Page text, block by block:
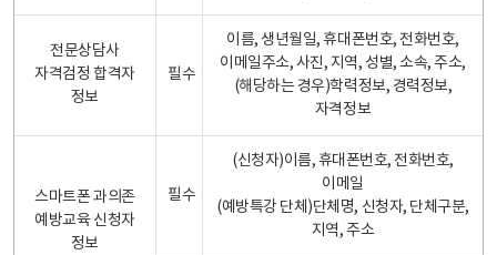
전문상담사
자격검정 합격자
정보
필수
이름, 생년월일, 휴대폰번호, 전화번호,
이메일주소, 사진, 지역, 성별, 소속, 주소,
(해당하는 경우)학력정보, 경력정보,
자격정보
스마트폰 과의존
예방교육 신청자
정보
필수
(신청자)이름, 휴대폰번호, 전화번호,
이메일
(예방특강 단체)단체명, 신청자, 단체구분,
지역, 주소